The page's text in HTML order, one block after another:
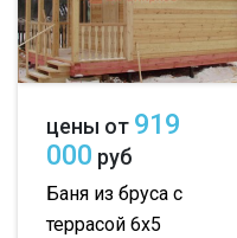
цены от 919
000 руб
Баня из бруса с
террасой 6х5